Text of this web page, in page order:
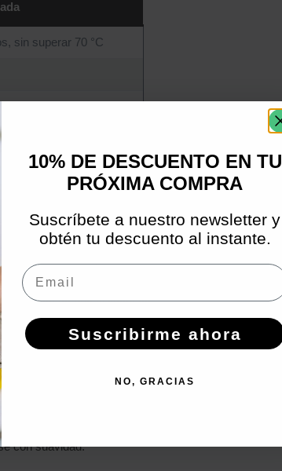
sin superar 70 °C
difíciles de eliminar.
superficies rugosas o con
antes de que el jabón se
con suavidad.
10% DE DESCUENTO EN TU
PRÓXIMA COMPRA
Suscríbete a nuestro newsletter y
obtén tu descuento al instante.
Email
Suscribirme ahora
NO, GRACIAS